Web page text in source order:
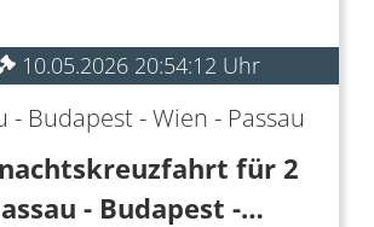
10.05.2026 20:54:12 Uhr
- Budapest - Wien - Passau
für 2
- Budapest -